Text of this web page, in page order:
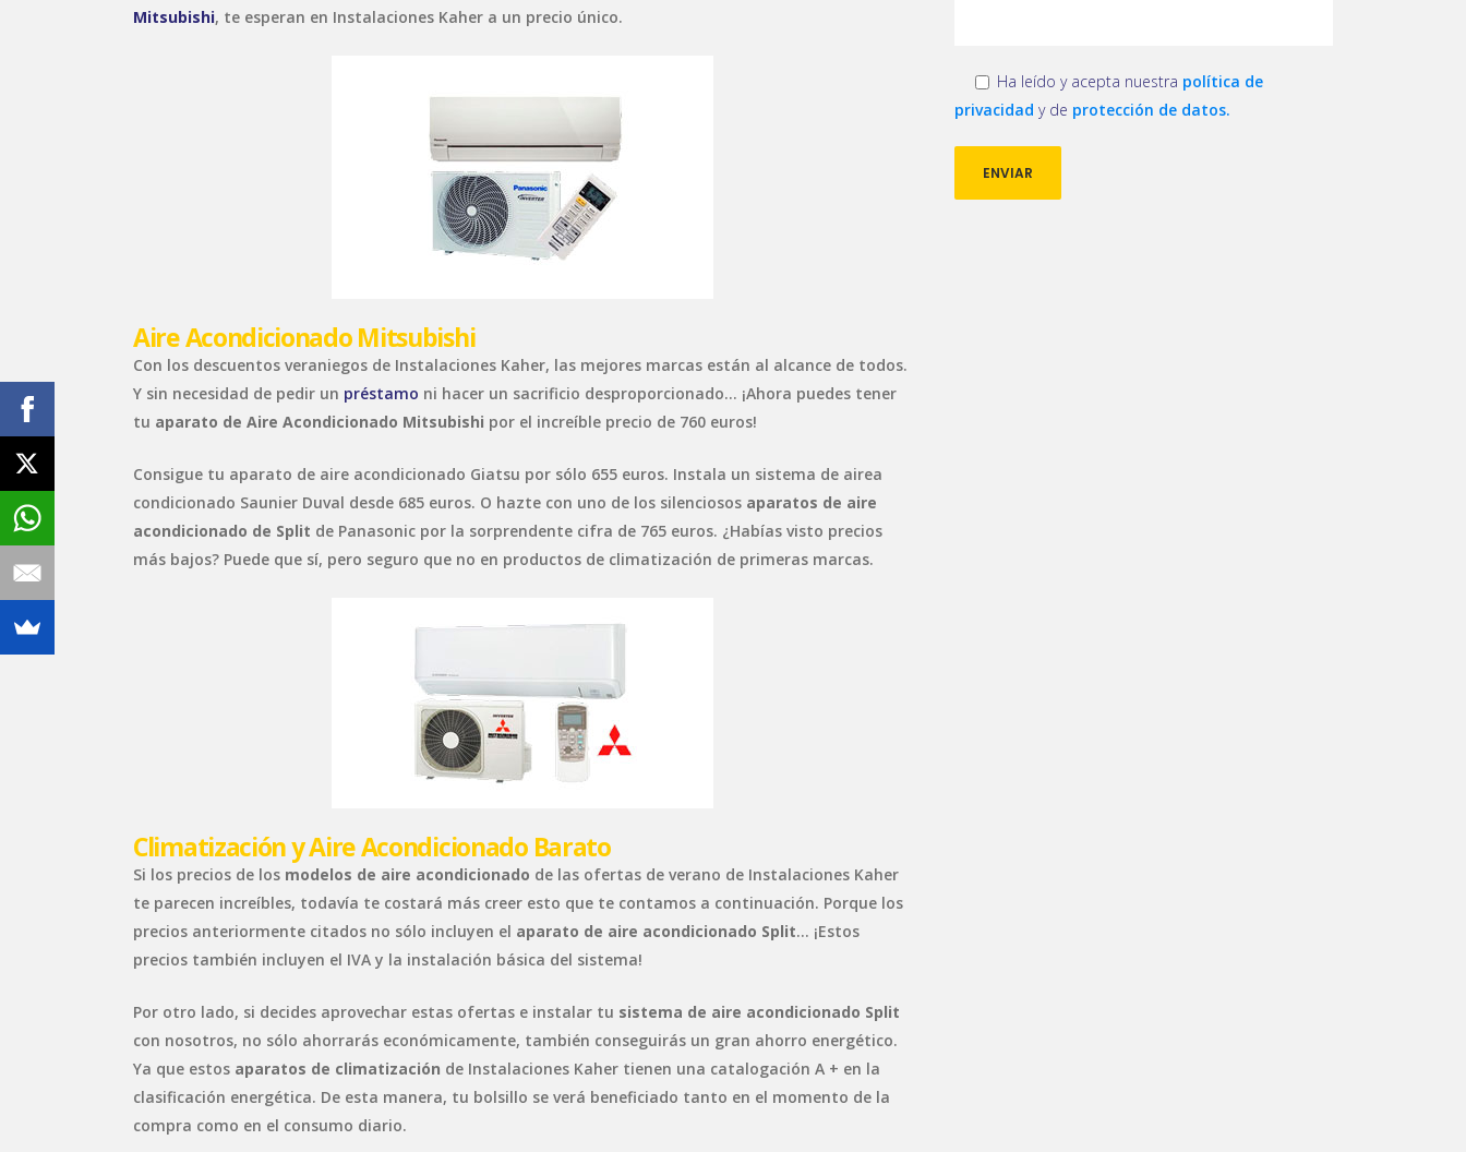
Mitsubishi, te esperan en Instalaciones Kaher a un precio único.
Aire Acondicionado Mitsubishi
Con los descuentos veraniegos de Instalaciones Kaher, las mejores marcas están al alcance de todos.
Y sin necesidad de pedir un préstamo ni hacer un sacrificio desproporcionado… ¡Ahora puedes tener
tu aparato de Aire Acondicionado Mitsubishi por el increíble precio de 760 euros!
Consigue tu aparato de aire acondicionado Giatsu por sólo 655 euros. Instala un sistema de airea
condicionado Saunier Duval desde 685 euros. O hazte con uno de los silenciosos aparatos de aire
acondicionado de Split de Panasonic por la sorprendente cifra de 765 euros. ¿Habías visto precios
más bajos? Puede que sí, pero seguro que no en productos de climatización de primeras marcas.
Climatización y Aire Acondicionado Barato
Si los precios de los modelos de aire acondicionado de las ofertas de verano de Instalaciones Kaher
te parecen increíbles, todavía te costará más creer esto que te contamos a continuación. Porque los
precios anteriormente citados no sólo incluyen el aparato de aire acondicionado Split… ¡Estos
precios también incluyen el IVA y la instalación básica del sistema!
Por otro lado, si decides aprovechar estas ofertas e instalar tu sistema de aire acondicionado Split
con nosotros, no sólo ahorrarás económicamente, también conseguirás un gran ahorro energético.
Ya que estos aparatos de climatización de Instalaciones Kaher tienen una catalogación A + en la
clasificación energética. De esta manera, tu bolsillo se verá beneficiado tanto en el momento de la
compra como en el consumo diario.
Ha leído y acepta nuestra política de
privacidad y de protección de datos.